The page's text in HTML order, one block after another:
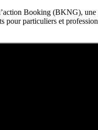
Booking (BKNG),
pour particuliers et